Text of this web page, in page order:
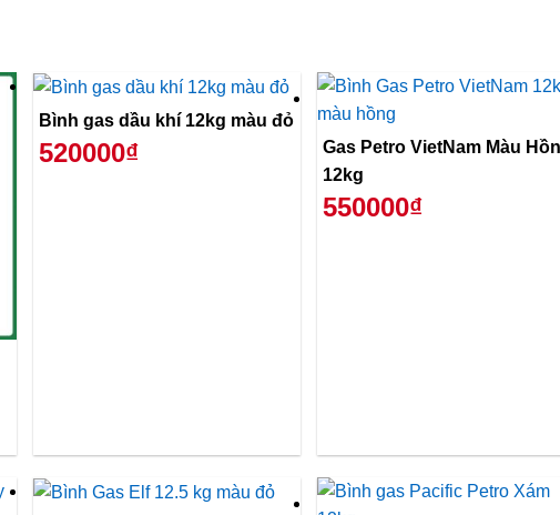
Bình gas dầu khí 12kg màu đỏ
520000₫
Gas Petro VietNam Màu
12kg
550000₫